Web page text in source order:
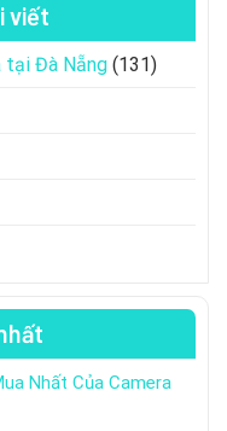
viết
tại Đà Nẵng (131)
Nhất Của Camera